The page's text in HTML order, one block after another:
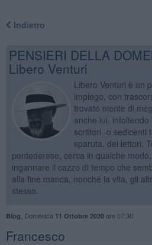
Indietro
PENSIERI DELLA
Libero Venturi
Libero Venturi è un
impiego, con
trovato niente di
anche lui,
scrittori -o sedicenti
sparuta, dei lettori.
pontederese, cerca in qualche
ingannare il cazzo di tempo che
alla fine manca, nonché la vita, gli
stesso.
Blog Domenica 11 Ottobre 2020ore 07:30
Francesco